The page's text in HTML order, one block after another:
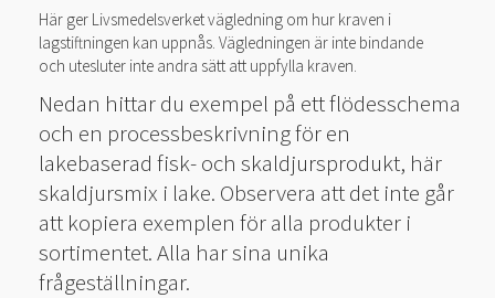
Här ger Livsmedelsverket vägledning om hur kraven i
lagstiftningen kan uppnås. Vägledningen är inte bindande
och utesluter inte andra sätt att uppfylla kraven.
Nedan hittar du exempel på ett flödesschema
och en processbeskrivning för en
lakebaserad fisk- och skaldjursprodukt, här
skaldjursmix i lake. Observera att det inte går
att kopiera exemplen för alla produkter i
sortimentet. Alla har sina unika
frågeställningar.